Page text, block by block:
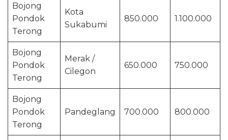
Bojong
Pondok
Terong
Kota
Sukabumi
850.000 1.100.000
Bojong
Pondok
Terong
Merak /
Cilegon
650.000 750.000
Bojong
Pondok
Terong
Pandeglang 700.000 800.000